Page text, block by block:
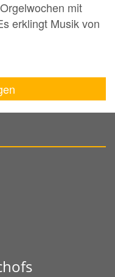
mit
erklingt Musik von